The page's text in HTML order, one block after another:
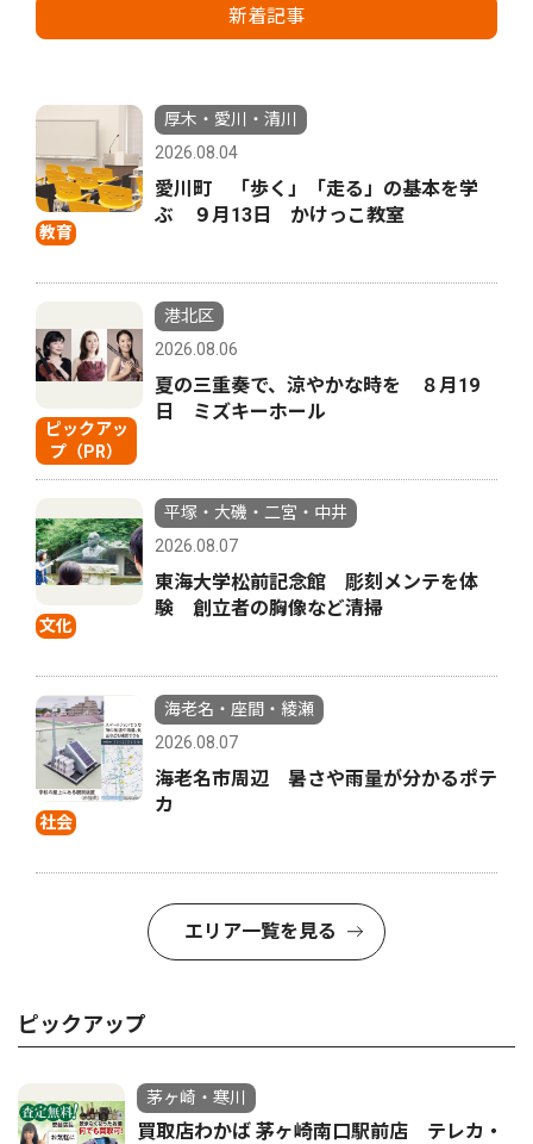
新着記事
教育
厚木・愛川・清川
2026.08.04
愛川町 「歩く」「走る」の基本を学
ぶ ９月13日 かけっこ教室
ピックアッ
プ（PR）
港北区
2026.08.06
夏の三重奏で、涼やかな時を ８月19
日 ミズキーホール
文化
平塚・大磯・二宮・中井
2026.08.07
東海大学松前記念館 彫刻メンテを体
験 創立者の胸像など清掃
社会
海老名・座間・綾瀬
2026.08.07
海老名市周辺 暑さや雨量が分かるポテ
カ
エリア一覧を見る
ピックアップ
茅ヶ崎・寒川
買取店わかば 茅ヶ崎南口駅前店 テレカ・